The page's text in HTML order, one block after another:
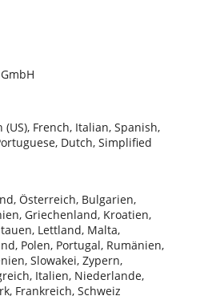
(US), French, Italian, Spanish,
Dutch, Simplified
Österreich, Bulgarien,
Griechenland, Kroatien,
Lettland, Malta,
Polen, Portugal, Rumänien,
Slowakei, Zypern,
Italien, Niederlande,
Frankreich, Schweiz